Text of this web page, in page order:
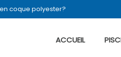
coque polyester?
ACCUEIL